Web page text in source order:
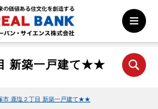
新築一戸建て★★
市 鹿塩２丁目 新築一戸建て★★